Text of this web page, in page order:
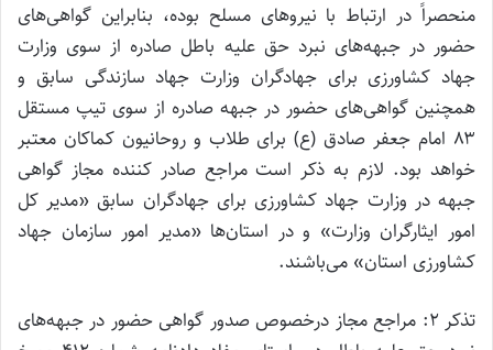
منحصراً در ارتباط با نیروهای مسلح بوده، بنابراین گواهی‌های
حضور در جبهه‌های نبرد حق علیه باطل صادره از سوی وزارت
جهاد کشاورزی برای جهادگران وزارت جهاد سازندگی سابق و
همچنین گواهی‌های حضور در جبهه صادره از سوی تیپ مستقل
۸۳ امام جعفر صادق (ع) برای طلاب و روحانیون کماکان معتبر
خواهد بود. لازم به ذکر است مراجع صادر کننده مجاز گواهی
جبهه در وزارت جهاد کشاورزی برای جهادگران سابق «مدیر کل
امور ایثارگران وزارت‌» و در استان‌ها «مدیر امور سازمان جهاد
کشاورزی استان‌» می‌باشند.
تذکر ۲: مراجع مجاز درخصوص صدور گواهی حضور در جبهه‌های